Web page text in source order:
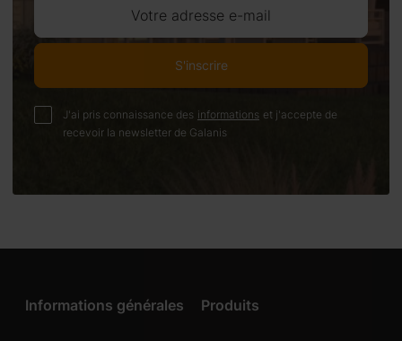
Votre adresse e-mail
S'inscrire
J'ai pris connaissance des informations et j'accepte de
recevoir la newsletter de Galanis
Informations générales Produits